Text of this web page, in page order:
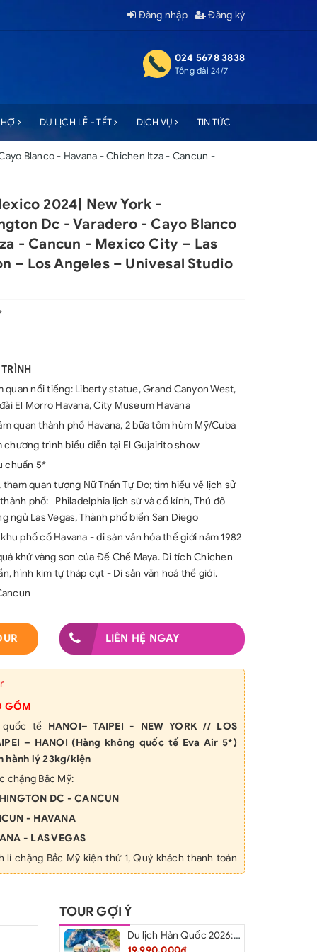
Đăng nhập Đăng ký
024 5678 3838
Tổng đài 24/7
DU LỊCH LỄ - TẾT DỊCH VỤ TIN TỨC
Blanco - Havana - Chichen Itza - Cancun -
2024| New York -
Dc - Varadero - Cayo Blanco
- Cancun - Mexico City – Las
– Los Angeles – Univesal Studio
quan nổi tiếng: Liberty statue, Grand Canyon West,
El Morro Havana, City Museum Havana
quan thành phố Havana, 2 bữa tôm hùm Mỹ/Cuba
chương trình biểu diễn tại El Gujairito show
chuẩn 5*
quan tượng Nữ Thần Tự Do; tìm hiểu về lịch sử
phố: Philadelphia lịch sử và cổ kính, Thủ đô
ngủ Las Vegas, Thành phố biển San Diego
phố cổ Havana - di sản văn hóa thế giới năm 1982
khứ vàng son của Đế Chế Maya. Di tích Chichen
hình kim tự tháp cụt - Di sản văn hoá thế giới.
LIÊN HỆ NGAY
GỒM
quốc tế HANOI– TAIPEI - NEW YORK // LOS
– HANOI (Hàng không quốc tế Eva Air 5*)
hành lý 23kg/kiện
chặng Bắc Mỹ:
DC - CANCUN
- HAVANA
- LAS VEGAS
lí chặng Bắc Mỹ kiện thứ 1, Quý khách thanh toán
số lượng khách lẻ hoặc khách đồng ý đóng thêm
đơn. (Để đảm bảo giá phòng không tăng và thuận
uống, đa phần các khách sạn đều cách xa trung
TOUR GỢI Ý
Du lịch Hàn Quốc 2026: Hà Nội – Busan – Seoul – Starfiled – Lotte Worf